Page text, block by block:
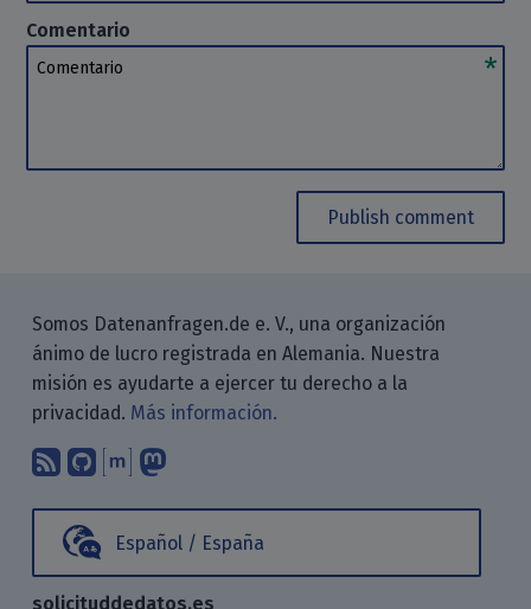
Comentario
Comentario
Publish comment
Somos Datenanfragen.de e. V., una organización
ánimo de lucro registrada en Alemania. Nuestra
misión es ayudarte a ejercer tu derecho a la
privacidad. Más información.
Suscríbete a nuestro blog a través
Encuéntranos en GitHub
Encuéntranos en Matrix
Español / España
solicituddedatos.es